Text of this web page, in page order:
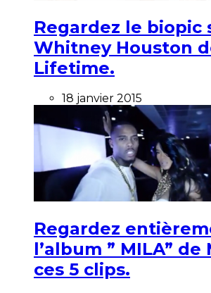
Regardez le biopic
Whitney Houston
Lifetime.
18 janvier 2015
Regardez
l’album ” MILA” de
ces 5 clips.